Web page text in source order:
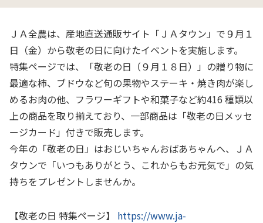
ＪＡ全農は、産地直送通販サイト「ＪＡタウン」で９月１
日（金）から敬老の日に向けたイベントを実施します。
特集ページでは、「敬老の日（９月１８日）」の贈り物に
最適な柿、ブドウなど旬の果物やステーキ・焼き肉が楽し
めるお肉の他、フラワーギフトや和菓子など約416 種類以
上の商品を取り揃えており、一部商品は「敬老の日メッセ
ージカード」付きで販売します。
今年の「敬老の日」はおじいちゃんおばあちゃんへ、ＪＡ
タウンで「いつもありがとう、これからもお元気で」の気
持ちをプレゼントしませんか。
【敬老の日 特集ページ】 https://www.ja-